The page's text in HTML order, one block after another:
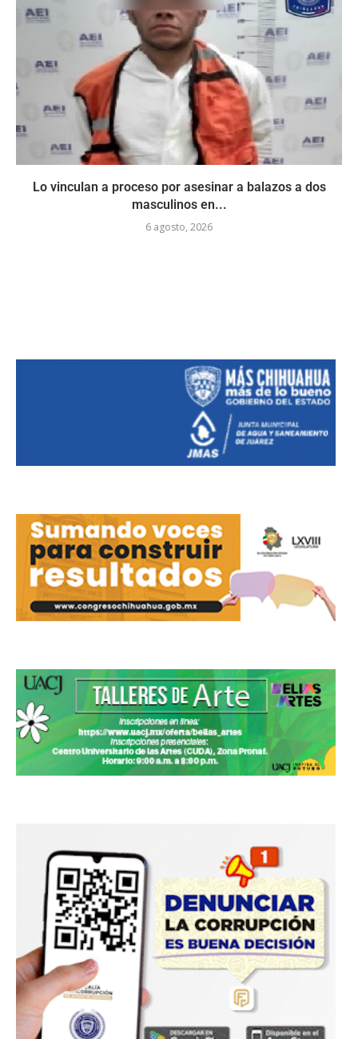
Lo vinculan a proceso por asesinar a balazos a dos
masculinos en...
6 agosto, 2026